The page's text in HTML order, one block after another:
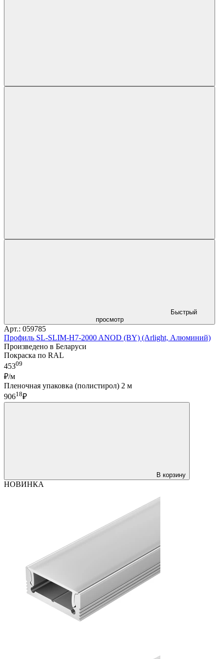
Быстрый
просмотр
Арт.: 059785
Профиль SL-SLIM-H7-2000 ANOD (BY) (Arlight, Алюминий)
Произведено в Беларуси
Покраска по RAL
45309
₽/м
Пленочная упаковка (полистирол) 2 м
90618₽
В корзину
НОВИНКА